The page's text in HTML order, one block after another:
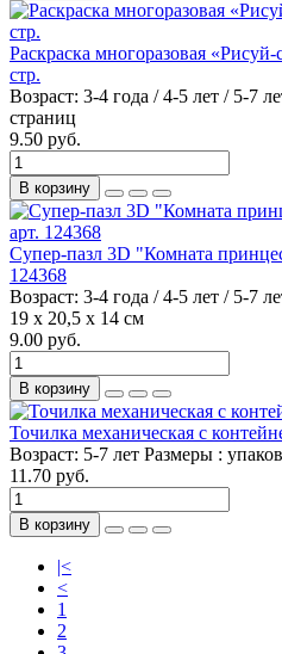
Раскраска многоразовая
стр.
Возраст: 3-4 года / 4-5 лет / 5-7
страниц
9.50 руб.
В корзину
Супер-пазл 3D "Комната
124368
Возраст: 3-4 года / 4-5 лет / 5-7
19 х 20,5 х 14 см
9.00 руб.
В корзину
Точилка механическая с
Возраст: 5-7 лет Размеры :
11.70 руб.
В корзину
|<
<
1
2